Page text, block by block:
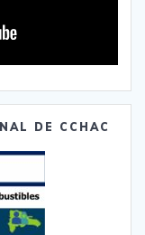
DE CCHAC